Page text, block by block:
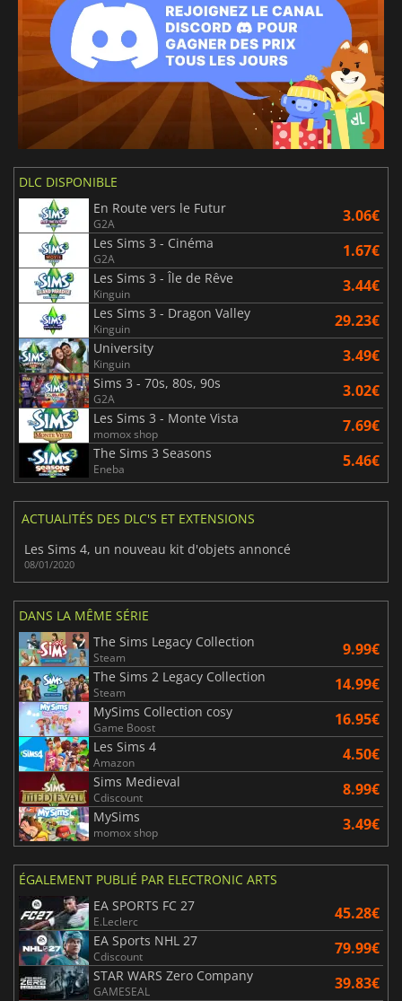
DLC DISPONIBLE
En Route vers le Futur
G2A 3.06€
Les Sims 3 - Cinéma
G2A 1.67€
Les Sims 3 - Île de Rêve
Kinguin 3.44€
Les Sims 3 - Dragon Valley
Kinguin 29.23€
University
Kinguin 3.49€
Sims 3 - 70s, 80s, 90s
G2A 3.02€
Les Sims 3 - Monte Vista
momox shop 7.69€
The Sims 3 Seasons
Eneba 5.46€
ACTUALITÉS DES DLC'S ET EXTENSIONS
Les Sims 4, un nouveau kit d'objets annoncé
08/01/2020
DANS LA MÊME SÉRIE
The Sims Legacy Collection
Steam 9.99€
The Sims 2 Legacy Collection
Steam 14.99€
MySims Collection cosy
Game Boost 16.95€
Les Sims 4
Amazon 4.50€
Sims Medieval
Cdiscount 8.99€
MySims
momox shop 3.49€
ÉGALEMENT PUBLIÉ PAR ELECTRONIC ARTS
EA SPORTS FC 27
E.Leclerc 45.28€
EA Sports NHL 27
Cdiscount 79.99€
STAR WARS Zero Company
GAMESEAL 39.83€